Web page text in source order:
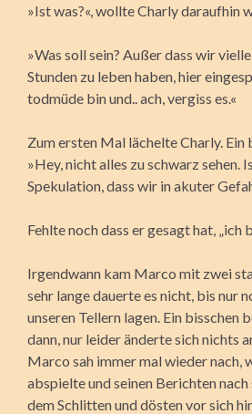
»Ist was?«, wollte Charly daraufhin
»Was soll sein? Außer dass wir
Stunden zu leben haben, hier
todmüde bin und.. ach, vergiss es.«
Zum ersten Mal lächelte Charly. Ein
»Hey, nicht alles zu schwarz sehen.
Spekulation, dass wir in akuter
Fehlte noch dass er gesagt hat, „ich
Irgendwann kam Marco mit zwei
sehr lange dauerte es nicht, bis nur
unseren Tellern lagen. Ein bisschen
dann, nur leider änderte sich nichts
Marco sah immer mal wieder nach,
abspielte und seinen Berichten
dem Schlitten und dösten vor sich